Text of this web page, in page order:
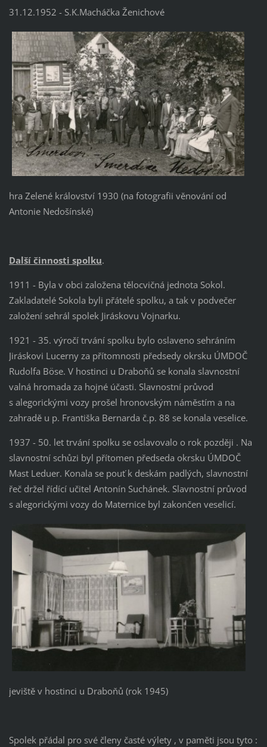
31.12.1952 - S.K.Macháčka Ženichové
hra Zelené království 1930 (na fotografii věnování od
Antonie Nedošínské)
Další činnosti spolku.
1911 - Byla v obci založena tělocvičná jednota Sokol.
Zakladatelé Sokola byli přátelé spolku, a tak v podvečer
založení sehrál spolek Jiráskovu Vojnarku.
1921 - 35. výročí trvání spolku bylo oslaveno sehráním
Jiráskovi Lucerny za přítomnosti předsedy okrsku ÚMDOČ
Rudolfa Böse. V hostinci u Draboňů se konala slavnostní
valná hromada za hojné účasti. Slavnostní průvod
s alegorickými vozy prošel hronovským náměstím a na
zahradě u p. Františka Bernarda č.p. 88 se konala veselice.
1937 - 50. let trvání spolku se oslavovalo o rok později . Na
slavnostní schůzi byl přítomen předseda okrsku ÚMDOČ
Mast Leduer. Konala se pouť k deskám padlých, slavnostní
řeč držel řídící učitel Antonín Suchánek. Slavnostní průvod
s alegorickými vozy do Maternice byl zakončen veselicí.
jeviště v hostinci u Draboňů (rok 1945)
Spolek přádal pro své členy časté výlety , v paměti jsou tyto :